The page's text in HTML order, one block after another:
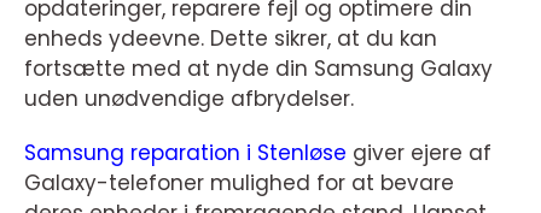
opdateringer, reparere fejl og optimere din
enheds ydeevne. Dette sikrer, at du kan
fortsætte med at nyde din Samsung Galaxy
uden unødvendige afbrydelser.
Samsung reparation i Stenløse giver ejere af
Galaxy-telefoner mulighed for at bevare